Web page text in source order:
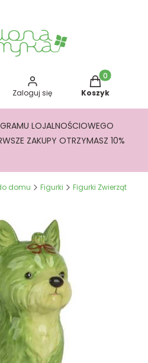
wyszukiwarkę
Zaloguj się
Produkty w
Koszyk
LOJALNOŚCIOWEGO
ZAKUPY OTRZYMASZ 10%
domu Figurki Figurki Zwierząt